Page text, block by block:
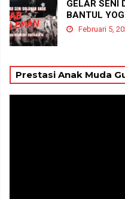
GELAR SENI
BANTUL
Februari 5,
Prestasi Anak Muda